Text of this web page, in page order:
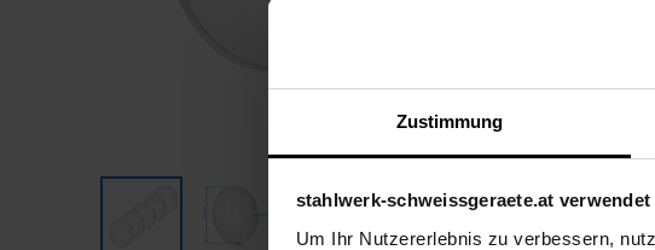
Zustimmung
stahlwerk-schweissgeraete.at verwendet
Um Ihr Nutzererlebnis zu verbessern,